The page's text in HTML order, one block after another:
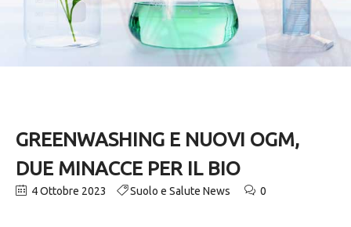
GREENWASHING E NUOVI OGM,
DUE MINACCE PER IL BIO
4 Ottobre 2023 Suolo e Salute News 0